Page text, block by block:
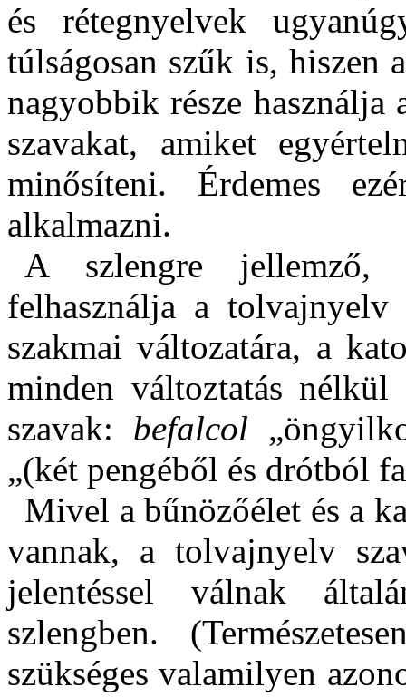
és rétegnyelvek
túlságosan szűk is,
nagyobbik része használja
szavakat, amiket
minősíteni. Érdemes
alkalmazni.
A szlengre jellemző,
felhasználja a
szakmai változatára, a
minden változtatás
szavak: befalcol
„(két pengéből és drótból
Mivel a bűnözőélet és a
vannak, a tolvajnyelv
jelentéssel válnak
szlengben.
szükséges valamilyen